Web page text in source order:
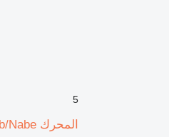
5
المحرك Liebherr L544-9268892-Hub/Nabe لـ جرافة ذات عجلات